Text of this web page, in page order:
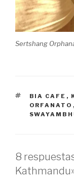
Sertshang
BIA CAFE ,
ORFANATO ,
8